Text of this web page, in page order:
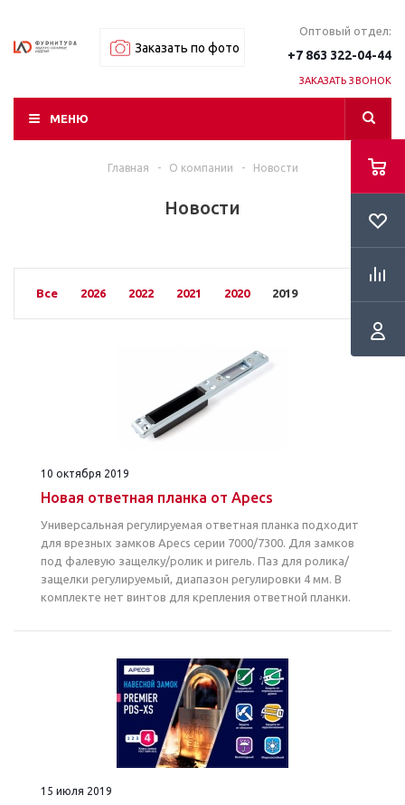
Заказать по фото
Оптовый отдел:
+7 863 322-04-44
ЗАКАЗАТЬ ЗВОНОК
МЕНЮ
Главная - О компании - Новости
Новости
Все 2026 2022 2021 2020 2019
10 октября 2019
Новая ответная планка от Apecs
Универсальная регулируемая ответная планка подходит
для врезных замков Apecs серии 7000/7300. Для замков
под фалевую защелку/ролик и ригель. Паз для ролика/
защелки регулируемый, диапазон регулировки 4 мм. В
комплекте нет винтов для крепления ответной планки.
15 июля 2019